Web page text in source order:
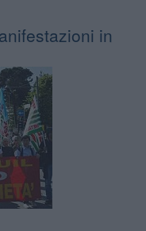
in